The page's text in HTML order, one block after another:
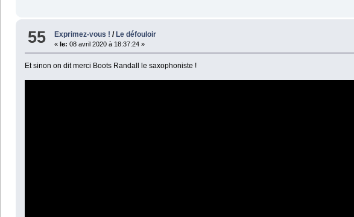
55 Exprimez-vous ! /Le défouloir
«le: 08 avril 2020 à 18:37:24 »
Et sinon on dit merci Boots Randall le saxophoniste !